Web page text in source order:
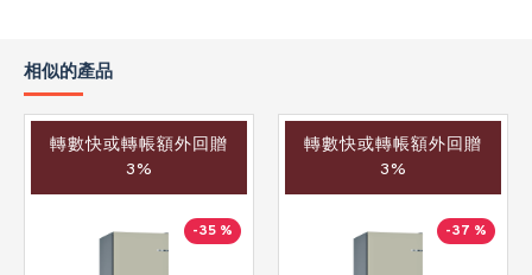
相似的產品
轉數快或轉帳額外回贈
3%
-35 %
轉數快或轉帳額外回贈
3%
-37 %